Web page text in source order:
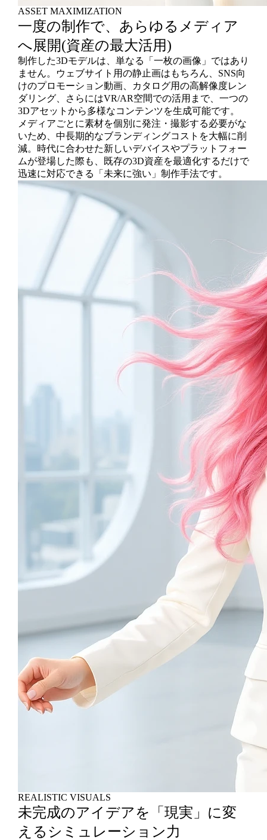
ASSET MAXIMIZATION
一度の制作で、あらゆるメディア
へ展開(資産の最大活用)
制作した3Dモデルは、単なる「一枚の画像」ではあり
ません。ウェブサイト用の静止画はもちろん、SNS向
けのプロモーション動画、カタログ用の高解像度レン
ダリング、さらにはVR/AR空間での活用まで、一つの
3Dアセットから多様なコンテンツを生成可能です。
メディアごとに素材を個別に発注・撮影する必要がな
いため、中長期的なブランディングコストを大幅に削
減。時代に合わせた新しいデバイスやプラットフォー
ムが登場した際も、既存の3D資産を最適化するだけで
迅速に対応できる「未来に強い」制作手法です。
REALISTIC VISUALS
未完成のアイデアを「現実」に変
えるシミュレーション力